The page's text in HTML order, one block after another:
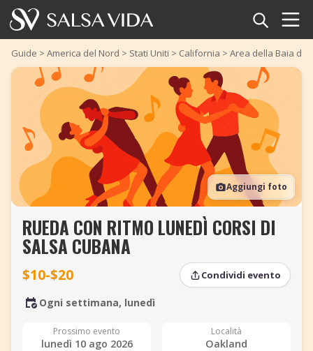
Home
Eventi
Notizie
Articoli
Video
Glossario della salsa
TuneTempo
Aggiungi evento
Guide > America del Nord > Stati Uniti > California > Area della Baia di
Aggiungi foto
RUEDA CON RITMO LUNEDÌ CORSI DI
SALSA CUBANA
$10-$20 Condividi evento
Ogni settimana, lunedì
Prossimo evento
lunedì 10 ago 2026
Località
Oakland